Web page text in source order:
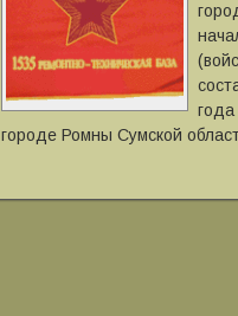
городе Ромны Сумской